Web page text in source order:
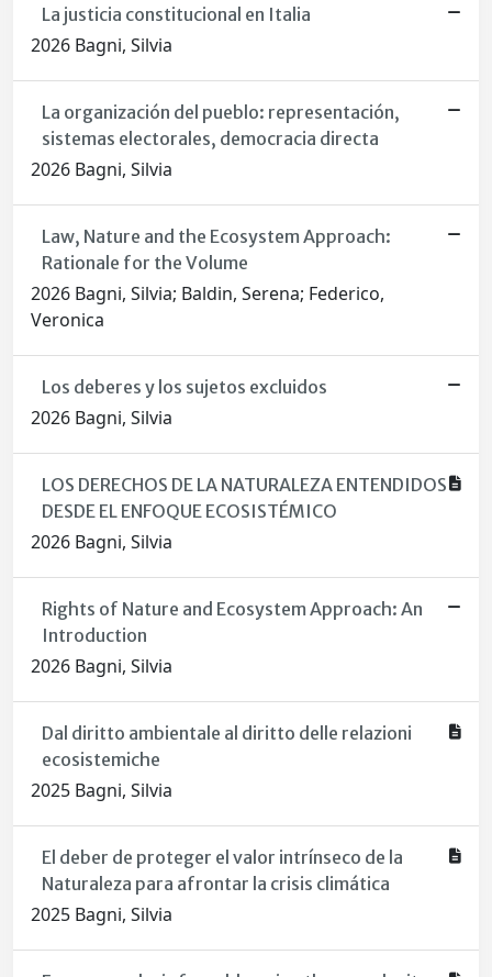
La justicia constitucional en Italia
2026 Bagni, Silvia
La organización del pueblo: representación,
sistemas electorales, democracia directa
2026 Bagni, Silvia
Law, Nature and the Ecosystem Approach:
Rationale for the Volume
2026 Bagni, Silvia; Baldin, Serena; Federico,
Veronica
Los deberes y los sujetos excluidos
2026 Bagni, Silvia
LOS DERECHOS DE LA NATURALEZA ENTENDIDOS
DESDE EL ENFOQUE ECOSISTÉMICO
2026 Bagni, Silvia
Rights of Nature and Ecosystem Approach: An
Introduction
2026 Bagni, Silvia
Dal diritto ambientale al diritto delle relazioni
ecosistemiche
2025 Bagni, Silvia
El deber de proteger el valor intrínseco de la
Naturaleza para afrontar la crisis climática
2025 Bagni, Silvia